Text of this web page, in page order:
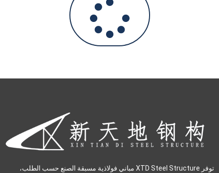
توفر XTD Steel Structure مباني فولاذية مسبقة الصنع حسب الطلب،